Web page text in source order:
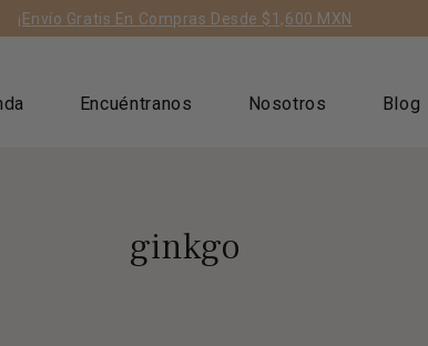
api.liquid
¡Envío Gratis En Compras Desde $1,600 MXN
Encuéntranos Nosotros Blog
ginkgo